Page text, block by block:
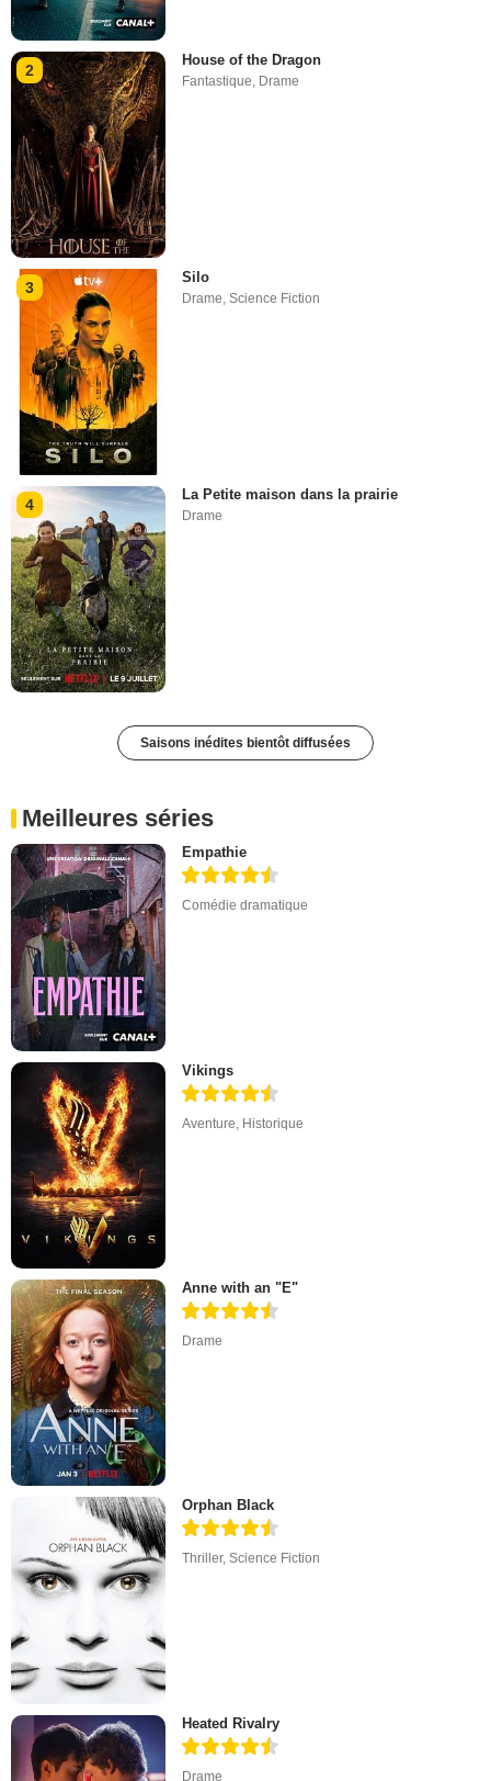
2
House of the Dragon
Fantastique Drame
3
Silo
Drame,Science Fiction
4
La Petite maison dans la prairie
Drame
Saisons inédites bientôt diffusées
Meilleures séries
Empathie
Comédie dramatique
Vikings
Aventure Historique
Anne with an "E"
Drame
Orphan Black
Thriller,Science Fiction
Heated Rivalry
Drame